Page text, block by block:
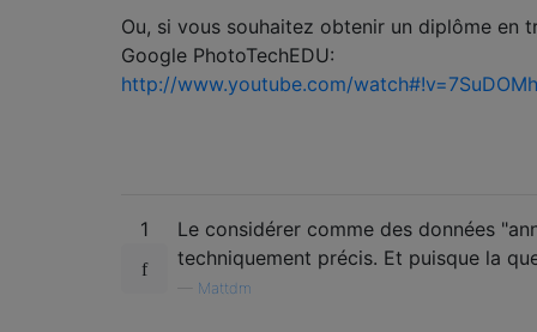
Ou, si vous souhaitez obtenir un diplôme en
Google PhotoTechEDU:
http://www.youtube.com/
1
Le considérer comme des données
techniquement précis. Et puisque la
Mattdm